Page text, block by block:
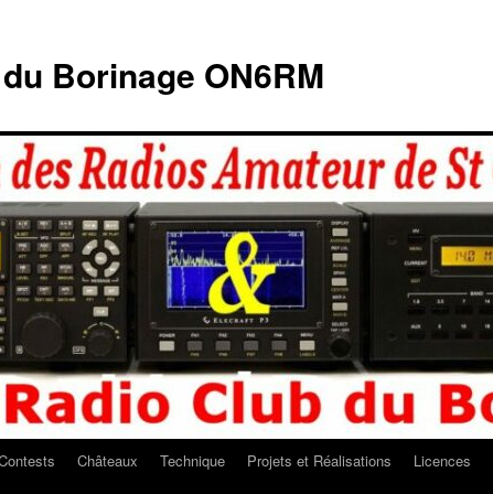
Borinage ON6RM
Châteaux Technique Projets et Réalisations Licences